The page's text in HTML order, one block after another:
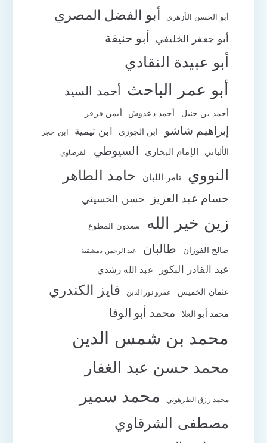
أبو الحسن الأزهري أبو الفضل المصري
أبو جعفر الخليفي أبو حنيفة
أبو عبيدة النقادي
أبو عمر الباحث أحمد السيد
أحمد بن حنبل أحمد دعدوش أيمن قرقر
إبراهيم شاشو ابن الجوزي ابن تيمية ابن حجر
الألباني الإمام البخاري السيوطي القرضاوي
النووي تامر اللبان حامد الطاهر
حسام عبد العزيز حسن الحسيني
زين خير الله سعدون المطوع
صالح الفوزان طالبان عبد الرحمن دمشقية
عبد القادر البكور عبد الله رشدي
عثمان الخميس عمرو نور الدين فايز الكندري
محمد أبو العلا محمد أبو الوفا
محمد بن شمس الدين
محمد حسن عبد الغفار
محمد رزق الطرهوني محمد سمير
مصطفى الشرقاوي